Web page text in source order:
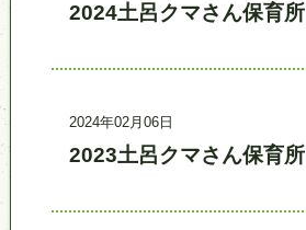
2024土呂クマさん保育所
記事更新日時
2024年02月06日
事業名
2023土呂クマさん保育所